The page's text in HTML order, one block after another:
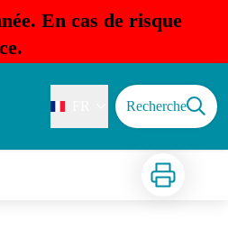
En cas de risque
Recherche
Imprimer